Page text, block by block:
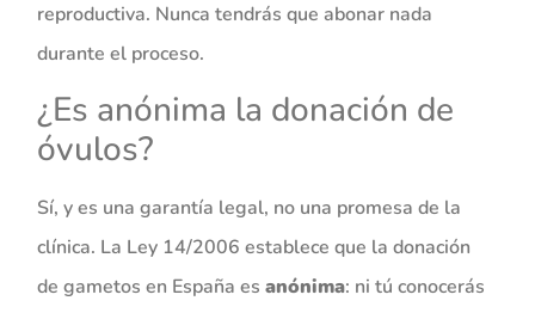
reproductiva. Nunca tendrás que abonar nada
durante el proceso.
¿Es anónima la donación de
óvulos?
Sí, y es una garantía legal, no una promesa de la
clínica. La Ley 14/2006 establece que la donación
de gametos en España es anónima: ni tú conocerás